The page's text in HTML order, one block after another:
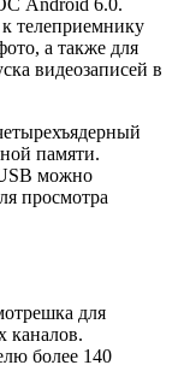
Android 6.0.
телеприемнику
а также для
видеозаписей в
памяти.
можно
просмотра
для
каналов.
более 140